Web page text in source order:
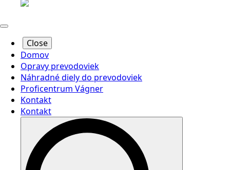
Close
Domov
Opravy prevodoviek
Náhradné diely do prevodoviek
Proficentrum Vágner
Kontakt
Kontakt